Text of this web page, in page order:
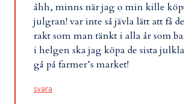
åhh, minns när jag o min kille
julgran! var inte så jävla lätt att få
rakt som man tänkt i alla år som
i helgen ska jag köpa de sista
gå på farmer’s market!
svara